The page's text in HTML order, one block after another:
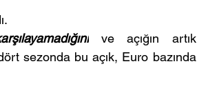
ve açığın artık
sezonda bu açık, Euro bazında